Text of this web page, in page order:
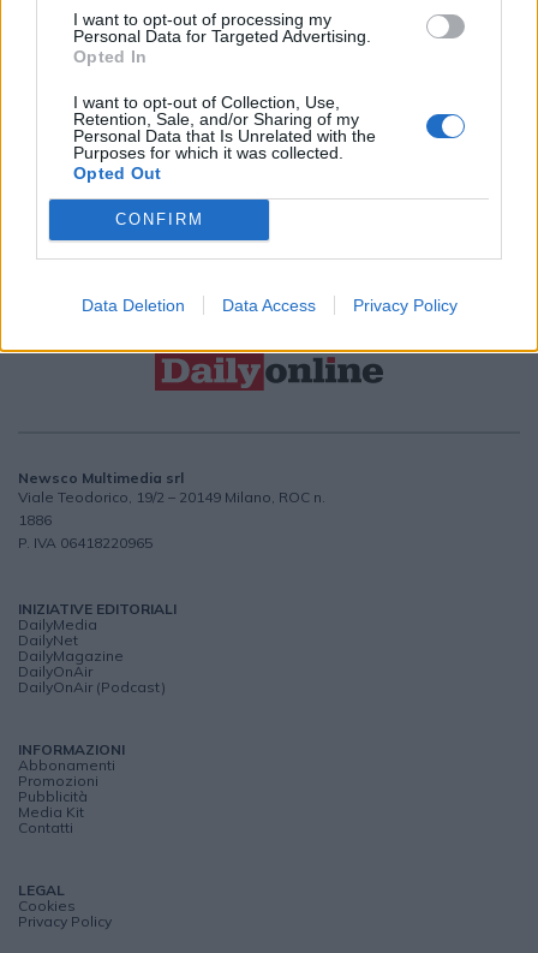
I want to opt-out of processing my
Personal Data for Targeted Advertising.
Opted In
I want to opt-out of Collection, Use,
Retention, Sale, and/or Sharing of my
Personal Data that Is Unrelated with the
Purposes for which it was collected.
Opted Out
CONFIRM
Data Deletion Data Access Privacy Policy
potrai anche richiedere l’invio per 1 mese in promozione
gratuita delle nostre pubblicazioni. I dati che ci fornirai non
database ad uso esclusivo interno all'azienda.
Newsco Multimedia srl
Viale Teodorico, 19/2 – 20149 Milano, ROC n.
1886
P. IVA 06418220965
INIZIATIVE EDITORIALI
DailyMedia
DailyNet
DailyMagazine
DailyOnAir
DailyOnAir (Podcast)
INFORMAZIONI
Abbonamenti
Promozioni
Pubblicità
Media Kit
Contatti
LEGAL
Cookies
Privacy Policy